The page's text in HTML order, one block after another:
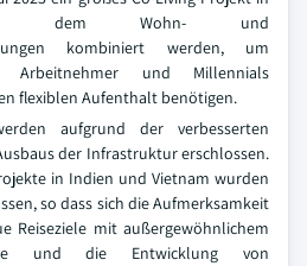
bei dem Wohn- und
kombiniert werden, um
Arbeitnehmer und Millennials
flexiblen Aufenthalt benötigen.
aufgrund der verbesserten
der Infrastruktur erschlossen.
in Indien und Vietnam wurden
so dass sich die Aufmerksamkeit
Reiseziele mit außergewöhnlichem
und die Entwicklung von